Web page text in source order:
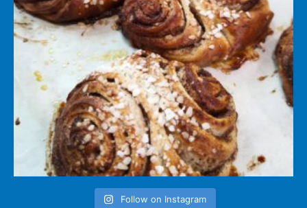
Follow on Instagram